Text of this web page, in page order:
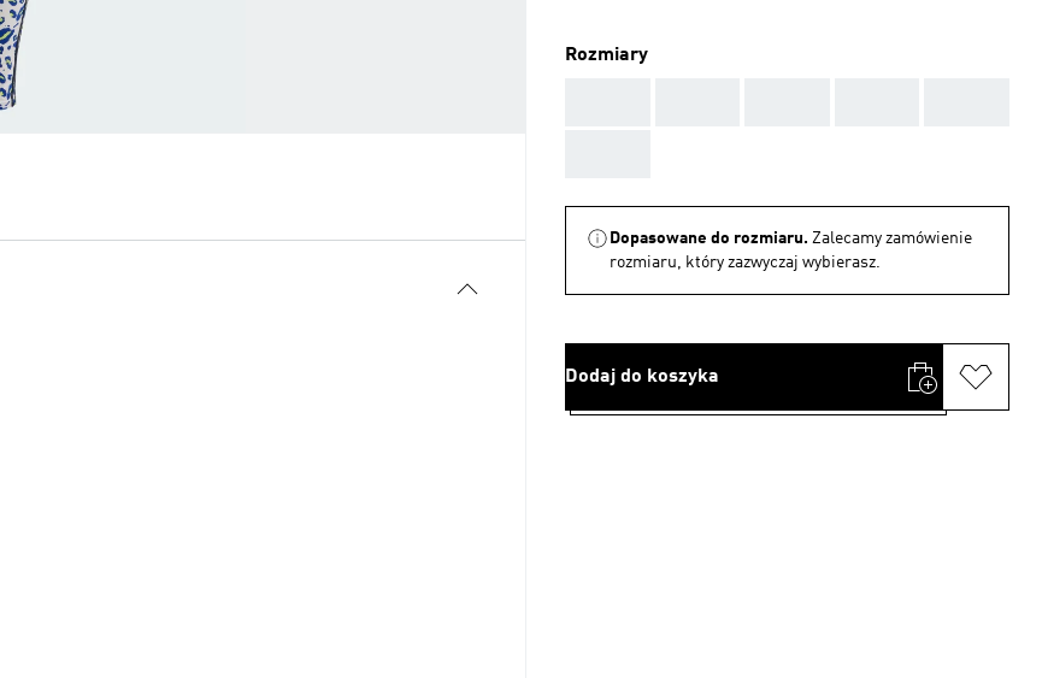
Rozmiary
Dopasowane do rozmiaru. Zalecamy zamówienie
rozmiaru, który zazwyczaj wybierasz.
Dodaj do koszyka